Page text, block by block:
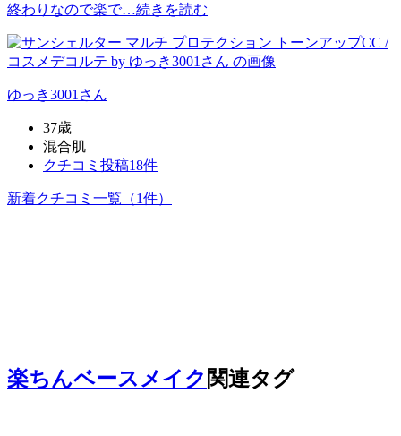
終わりなので楽で…続きを読む
ゆっき3001 さん
37歳
混合肌
クチコミ投稿18件
新着クチコミ一覧 （1件）
楽ちんベースメイク 関連タグ